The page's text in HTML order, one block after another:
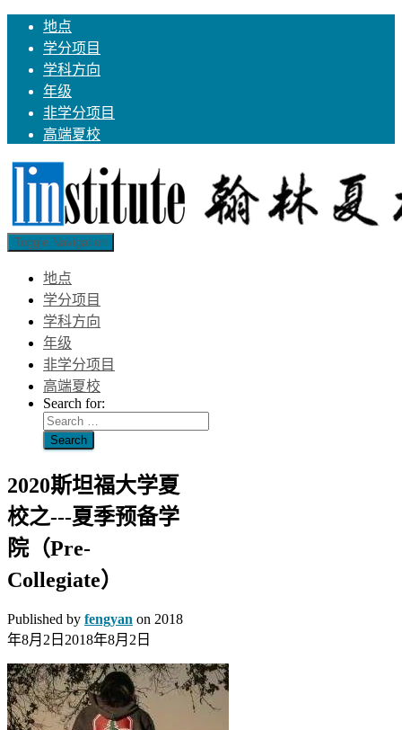
地点
学分项目
学科方向
年级
非学分项目
高端夏校
Toggle Navigation
地点
学分项目
学科方向
年级
非学分项目
高端夏校
Search for:
2020斯坦福大学夏
校之---夏季预备学
院（Pre-
Collegiate）
Published by fengyan on 2018
年8月2日 2018年8月2日